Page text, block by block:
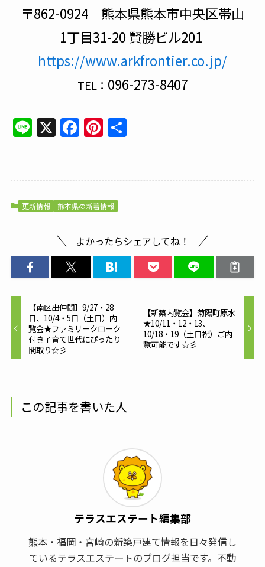
〒862-0924 熊本県熊本市中央区帯山
1丁目31-20 賢勝ビル201
https://www.arkfrontier.co.jp/
TEL： 096-273-8407
Line
X Facebook
Pinterest
共
更新情報 熊本県の新着情報
よかったらシェアしてね！
【南区出仲間】9/27・28
日、10/4・5日（土日）内
覧会★ファミリークローク
付き子育て世代にぴったり
間取り☆彡
【新築内覧会】菊陽町原水
★10/11・12・13、
10/18・19（土日祝）ご内
覧可能です☆彡
この記事を書いた人
テラスエステート編集部
熊本・福岡・宮崎の新築戸建て情報を日々発信し
ているテラスエステートのブログ担当です。不動